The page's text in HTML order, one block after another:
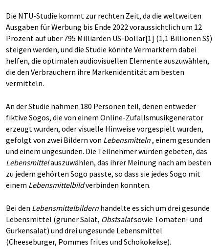
Die NTU-Studie kommt zur rechten Zeit, da die weltweiten
Ausgaben für Werbung bis Ende 2022 voraussichtlich um 12
Prozent auf über 795 Milliarden US-Dollar[1] (1,1 Billionen S$)
steigen werden, und die Studie könnte Vermarktern dabei
helfen, die optimalen audiovisuellen Elemente auszuwählen,
die den Verbrauchern ihre Markenidentität am besten
vermitteln.
An der Studie nahmen 180 Personen teil, denen entweder
fiktive Sogos, die von einem Online-Zufallsmusikgenerator
erzeugt wurden, oder visuelle Hinweise vorgespielt wurden,
gefolgt von zwei Bildern von Lebensmitteln, einem gesunden
und einem ungesunden. Die Teilnehmer wurden gebeten, das
Lebensmittelauszuwählen, das ihrer Meinung nach am besten
zu jedem gehörten Sogo passte, so dass sie jedes Sogo mit
einem Lebensmittelbildverbinden konnten.
Bei den Lebensmittelbildern handelte es sich um drei gesunde
Lebensmittel (grüner Salat, Obstsalatsowie Tomaten- und
Gurkensalat) und drei ungesunde Lebensmittel
(Cheeseburger, Pommes frites und Schokokekse).